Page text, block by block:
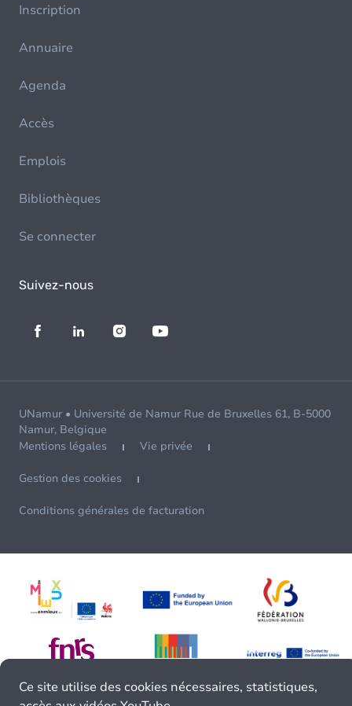
Inscription
Annuaire
Agenda
Accès
Emplois
Bibliothèques
Se connecter
Suivez-nous
UNamur • Université de Namur Rue de Bruxelles 61, B-5000
Namur, Belgique
Mentions légales
Vie privée
Gestion des cookies
Conditions générales de facturation
Ce site utilise des cookies nécessaires, statistiques,